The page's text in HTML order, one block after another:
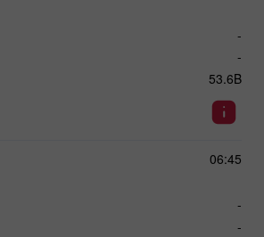
-
-
53.6B
06:45
-
-